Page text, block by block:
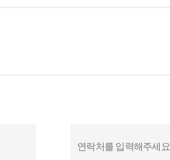
파기합니다. 단, 관계법령의 규정에 의하여 보존할